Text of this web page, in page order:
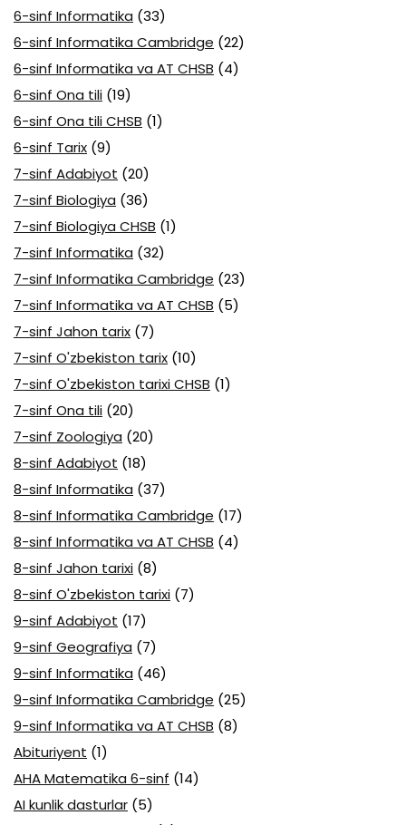
6-sinf Informatika (33)
6-sinf Informatika Cambridge (22)
6-sinf Informatika va AT CHSB (4)
6-sinf Ona tili (19)
6-sinf Ona tili CHSB (1)
6-sinf Tarix (9)
7-sinf Adabiyot (20)
7-sinf Biologiya (36)
7-sinf Biologiya CHSB (1)
7-sinf Informatika (32)
7-sinf Informatika Cambridge (23)
7-sinf Informatika va AT CHSB (5)
7-sinf Jahon tarix (7)
7-sinf O'zbekiston tarix (10)
7-sinf O'zbekiston tarixi CHSB (1)
7-sinf Ona tili (20)
7-sinf Zoologiya (20)
8-sinf Adabiyot (18)
8-sinf Informatika (37)
8-sinf Informatika Cambridge (17)
8-sinf Informatika va AT CHSB (4)
8-sinf Jahon tarixi (8)
8-sinf O'zbekiston tarixi (7)
9-sinf Adabiyot (17)
9-sinf Geografiya (7)
9-sinf Informatika (46)
9-sinf Informatika Cambridge (25)
9-sinf Informatika va AT CHSB (8)
Abituriyent (1)
AHA Matematika 6-sinf (14)
AI kunlik dasturlar (5)